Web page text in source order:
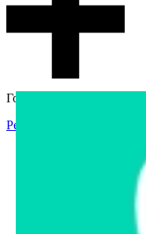
Гостевой доступ
Регистрация
Интернет-магазин
Интернет-витрина